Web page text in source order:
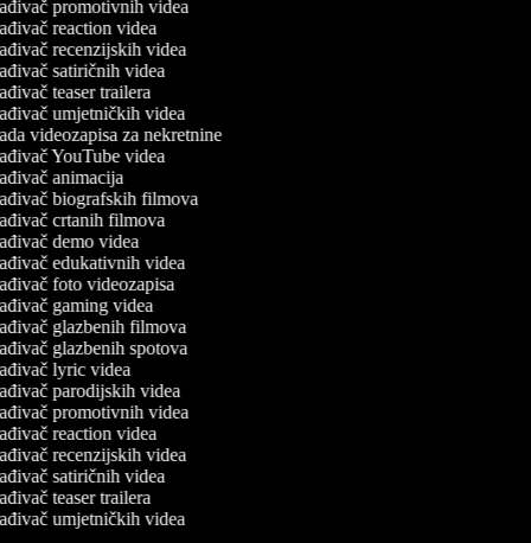
promotivnih videa
reaction videa
recenzijskih videa
satiričnih videa
teaser trailera
umjetničkih videa
videozapisa za nekretnine
YouTube videa
animacija
biografskih filmova
crtanih filmova
demo videa
edukativnih videa
foto videozapisa
gaming videa
glazbenih filmova
glazbenih spotova
lyric videa
parodijskih videa
promotivnih videa
reaction videa
recenzijskih videa
satiričnih videa
teaser trailera
umjetničkih videa